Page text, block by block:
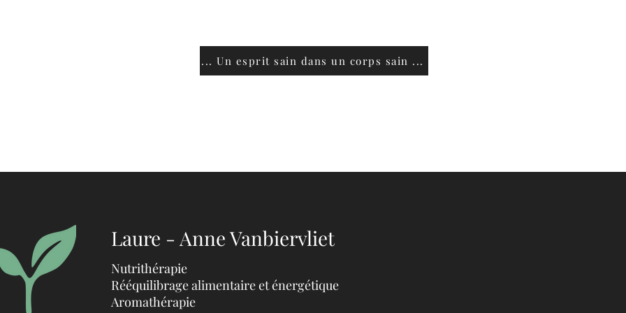
... Un esprit sain dans un corps sain ...
Laure - Anne Vanbiervliet
Nutrithérapie
Rééquilibrage alimentaire et énergétique
Aromathérapie